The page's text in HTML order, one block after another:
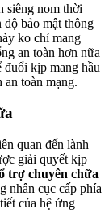
siêng nom thời
bảo mật thông
ko chỉ mang
an toàn hơn nữa
đuổi kịp mang hầu
toàn mạng.
quan đến lành
giải quyết kịp
trợ chuyên chữa
nhân cục cấp phía
của hệ ứng